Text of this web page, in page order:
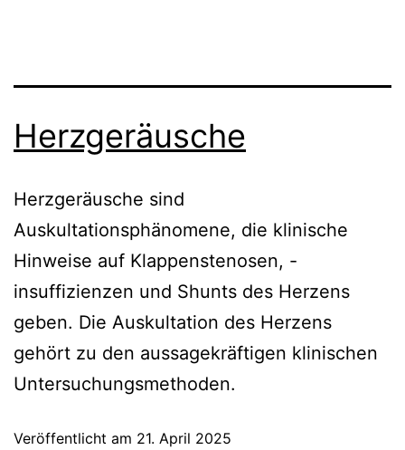
Herzgeräusche
Herzgeräusche sind
Auskultationsphänomene, die klinische
Hinweise auf Klappenstenosen, -
insuffizienzen und Shunts des Herzens
geben. Die Auskultation des Herzens
gehört zu den aussagekräftigen klinischen
Untersuchungsmethoden.
Veröffentlicht am 21. April 2025